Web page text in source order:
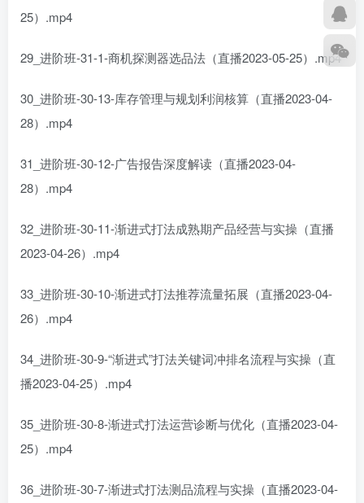
25）.mp4
29_进阶班-31-1-商机探测器选品法（直播2023-05-25）.mp4
30_进阶班-30-13-库存管理与规划利润核算（直播2023-04-
28）.mp4
31_进阶班-30-12-广告报告深度解读（直播2023-04-
28）.mp4
32_进阶班-30-11-渐进式打法成熟期产品经营与实操（直播
2023-04-26）.mp4
33_进阶班-30-10-渐进式打法推荐流量拓展（直播2023-04-
26）.mp4
34_进阶班-30-9-“渐进式”打法关键词冲排名流程与实操（直
播2023-04-25）.mp4
35_进阶班-30-8-渐进式打法运营诊断与优化（直播2023-04-
25）.mp4
36_进阶班-30-7-渐进式打法测品流程与实操（直播2023-04-